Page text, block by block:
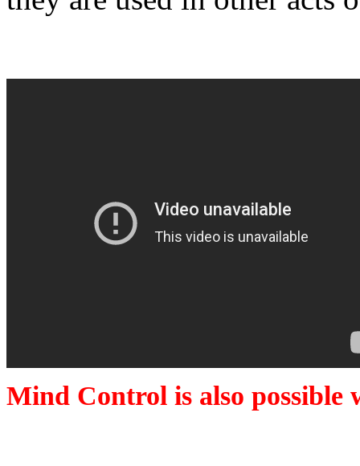
Mind Control is also